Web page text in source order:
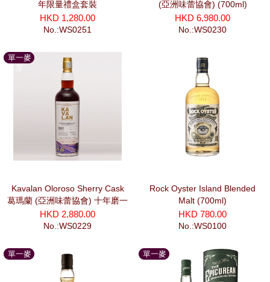
年限量禮盒套裝
HKD 1,280.00
No.:WS0251
(亞洲味蕾協會) (700ml)
HKD 6,980.00
No.:WS0230
單一麥
Kavalan Oloroso Sherry Cask
葛瑪蘭 (亞洲味蕾協會) 十年磨一
劍系列 莫邪 (700ml)
HKD 2,880.00
No.:WS0229
Rock Oyster Island Blended
Malt (700ml)
HKD 780.00
No.:WS0100
單一麥
單一麥